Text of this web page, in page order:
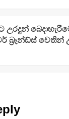
උරදුන්
බ්‍රෑන්ඩ්ස් වෙතින්